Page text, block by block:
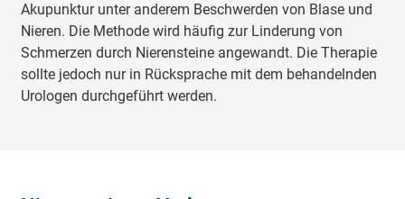
Akupunktur unter anderem Beschwerden von Blase und
Nieren. Die Methode wird häufig zur Linderung von
Schmerzen durch Nierensteine angewandt. Die Therapie
sollte jedoch nur in Rücksprache mit dem behandelnden
Urologen durchgeführt werden.